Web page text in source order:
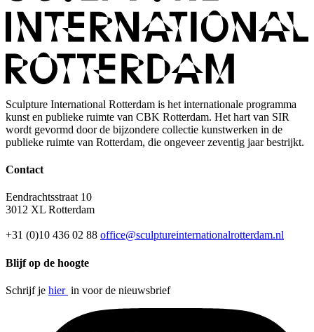
Sculpture International Rotterdam is het internationale programma
kunst en publieke ruimte van CBK Rotterdam. Het hart van SIR
wordt gevormd door de bijzondere collectie kunstwerken in de
publieke ruimte van Rotterdam, die ongeveer zeventig jaar bestrijkt.
Contact
Eendrachtsstraat 10
3012 XL Rotterdam
+31 (0)10 436 02 88 office@sculptureinternationalrotterdam.nl
Blijf op de hoogte
Schrijf je hier in voor de nieuwsbrief